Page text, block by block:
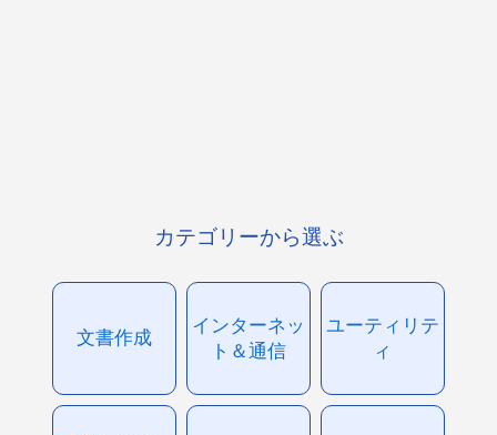
カテゴリーから選ぶ
文書作成
インターネッ
ト＆通信
ユーティリテ
ィ